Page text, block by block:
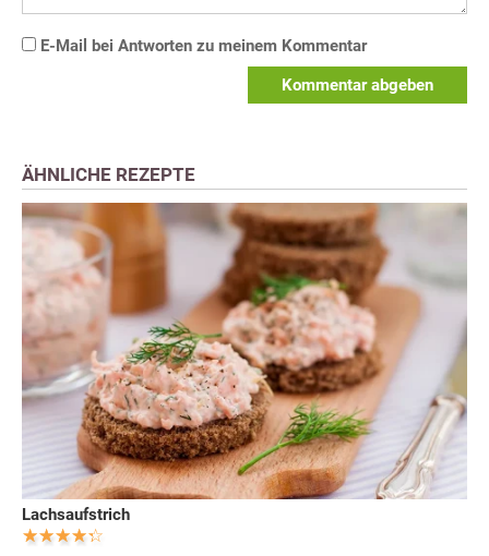
E-Mail bei Antworten zu meinem Kommentar
Kommentar abgeben
ÄHNLICHE REZEPTE
Lachsaufstrich